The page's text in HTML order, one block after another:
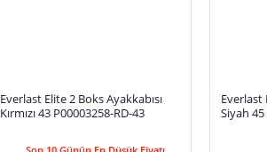
Everlast Elite 2 Boks Ayakkabısı
Kırmızı 43 P00003258-RD-43
Everlast
Siyah